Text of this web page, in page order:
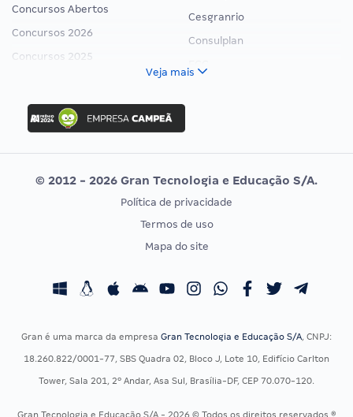
Concursos Abertos
Concursos 2026
Concursos 2025
Concurso Nacional Unificado
Concurso Ibama
Concurso MPU
Editais publicados
Cesgranrio
Consulplan
Vunesp
CONCURSOS POR PROFISSÃO
Concursos Fiscais
EXAME DE ORDEM
Calendário OAB
Veja mais
© 2012 - 2026 Gran Tecnologia e Educação S/A.
Política de privacidade
Termos de uso
Mapa do site
Gran é uma marca da empresa Gran Tecnologia e Educação S/A, CNPJ:
18.260.822/0001-77, SBS Quadra 02, Bloco J, Lote 10, Edifício Carlton
Tower, Sala 201, 2º Andar, Asa Sul, Brasília-DF, CEP 70.070-120.
Gran Tecnologia e Educação S/A - 2026 © Todos os direitos reservados ®